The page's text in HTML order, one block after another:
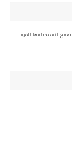
لاستخدامها المرة